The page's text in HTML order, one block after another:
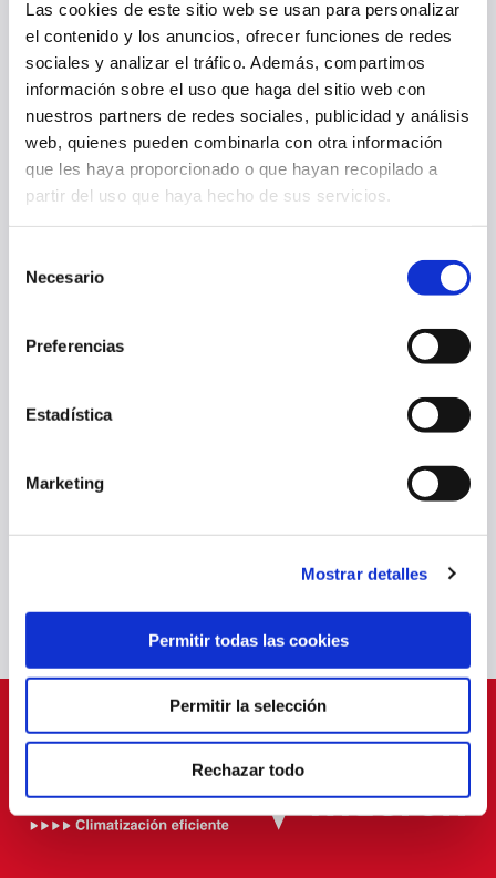
Las cookies de este sitio web se usan para personalizar
el contenido y los anuncios, ofrecer funciones de redes
sociales y analizar el tráfico. Además, compartimos
información sobre el uso que haga del sitio web con
nuestros partners de redes sociales, publicidad y análisis
web, quienes pueden combinarla con otra información
que les haya proporcionado o que hayan recopilado a
partir del uso que haya hecho de sus servicios.
Necesario
Preferencias
Estadística
Marketing
Mostrar detalles
Permitir todas las cookies
Permitir la selección
Rechazar todo
OSASUNA COMPLETA LA ÚLTIMA SESIÓN PREVIA AL PARTIDO ANTE
EL HUESCA
OTRAS 26 jul. 2025
OSASUNA AVANZA EN SU PREPARACIÓN EN LA PRETEMPORADA
PATROCINADORES